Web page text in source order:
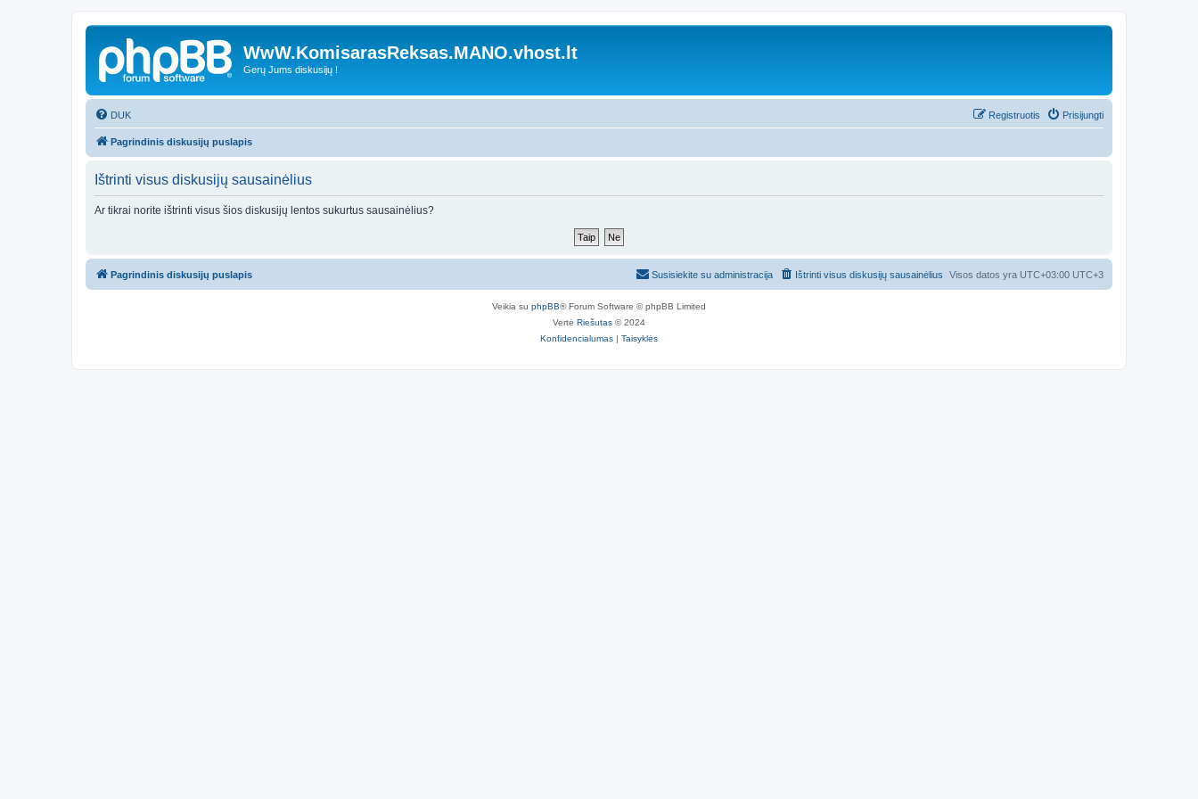
WwW.KomisarasReksas.MANO.vhost.lt
Gerų Jums diskusijų !
DUK Prisijungti
Registruotis
Pagrindinis diskusijų puslapis
Ištrinti visus diskusijų sausainėlius
Ar tikrai norite ištrinti visus šios diskusijų lentos sukurtus sausainėlius?
Pagrindinis diskusijų puslapis Visos datos yra UTC+03:00 UTC+3
Ištrinti visus diskusijų sausainėlius
Susisiekite su administracija
Veikia su phpBB® Forum Software © phpBB Limited
Vertė Riešutas © 2024
Konfidencialumas | Taisyklės